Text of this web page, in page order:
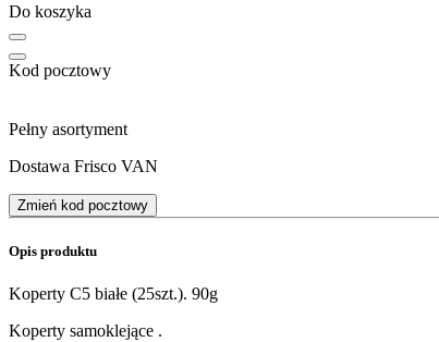
Do koszyka
Kod pocztowy
Pełny asortyment
Dostawa Frisco VAN
Zmień kod pocztowy
Opis produktu
Koperty C5 białe (25szt.). 90g
Koperty samoklejące .